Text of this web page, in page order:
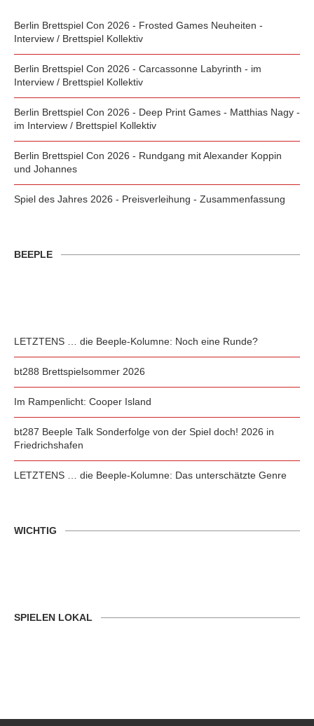
Berlin Brettspiel Con 2026 - Frosted Games Neuheiten -
Interview / Brettspiel Kollektiv
Berlin Brettspiel Con 2026 - Carcassonne Labyrinth - im
Interview / Brettspiel Kollektiv
Berlin Brettspiel Con 2026 - Deep Print Games - Matthias Nagy -
im Interview / Brettspiel Kollektiv
Berlin Brettspiel Con 2026 - Rundgang mit Alexander Koppin
und Johannes
Spiel des Jahres 2026 - Preisverleihung - Zusammenfassung
BEEPLE
LETZTENS … die Beeple-Kolumne: Noch eine Runde?
bt288 Brettspielsommer 2026
Im Rampenlicht: Cooper Island
bt287 Beeple Talk Sonderfolge von der Spiel doch! 2026 in
Friedrichshafen
LETZTENS … die Beeple-Kolumne: Das unterschätzte Genre
WICHTIG
SPIELEN LOKAL